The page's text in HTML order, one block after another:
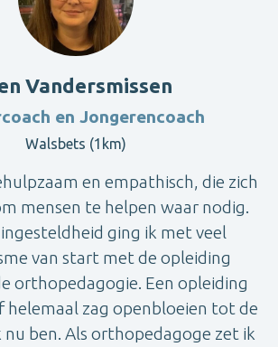
Vandersmissen
en Jongerencoach
Walsbets (1km)
en empathisch, die zich
mensen te helpen waar nodig.
ging ik met veel
van start met de opleiding
orthopedagogie. Een opleiding
helemaal zag openbloeien tot de
nu ben. Als orthopedagoge zet ik